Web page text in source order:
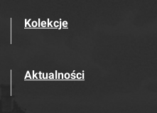
Kolekcje
Aktualności